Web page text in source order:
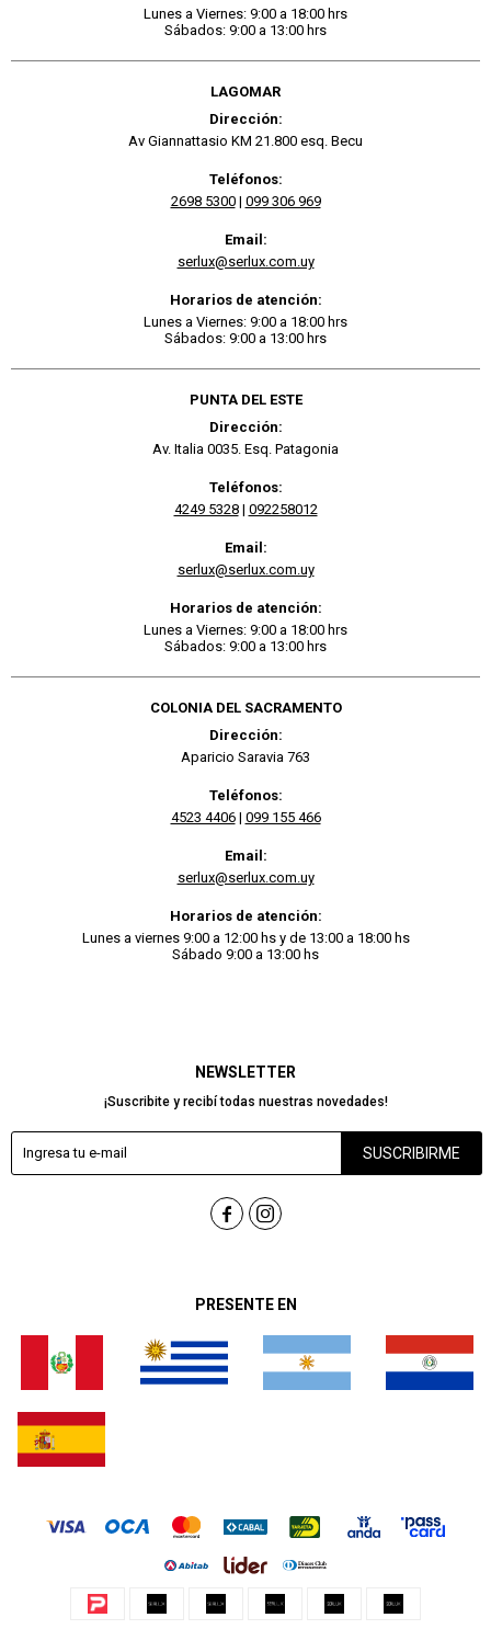
PRESENTE EN
NEWSLETTER
¡Suscribite y recibí todas nuestras novedades!
SUSCRIBIRME
 
Lunes a Viernes: 9:00 a 18:00 hrs
Sábados: 9:00 a 13:00 hrs
LAGOMAR
Dirección:
Av Giannattasio KM 21.800 esq. Becu
Teléfonos:
2698 5300| 099 306 969
Email:
serlux@serlux.com.uy
Horarios de atención:
Lunes a Viernes: 9:00 a 18:00 hrs
Sábados: 9:00 a 13:00 hrs
PUNTA DEL ESTE
Dirección:
Av. Italia 0035. Esq. Patagonia
Teléfonos:
4249 5328| 092258012
Email:
serlux@serlux.com.uy
Horarios de atención:
Lunes a Viernes: 9:00 a 18:00 hrs
Sábados: 9:00 a 13:00 hrs
COLONIA DEL SACRAMENTO
Dirección:
Aparicio Saravia 763
Teléfonos:
4523 4406| 099 155 466
Email:
serlux@serlux.com.uy
Horarios de atención:
Lunes a viernes 9:00 a 12:00 hs y de 13:00 a 18:00 hs
Sábado 9:00 a 13:00 hs